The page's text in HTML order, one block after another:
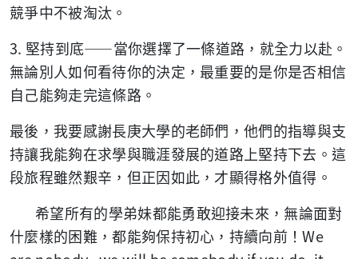
競爭中不被淘汰。
3. 堅持到底——當你選擇了一條道路，就全力以赴。
無論別人如何看待你的決定，最重要的是你是否相信
自己能夠走完這條路。
最後，我要感謝長庚大學的老師們，他們的指導與支
持讓我能夠在求學與職涯發展的道路上堅持下去。這
段旅程雖然艱辛，但正因如此，才顯得格外值得。
希望所有的學弟妹都能勇敢迎接未來，無論面對
什麼樣的困難，都能夠保持初心，持續向前！We